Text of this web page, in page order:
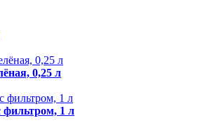
0,25 л
1 л